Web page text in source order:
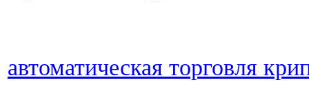
автоматическая торговля